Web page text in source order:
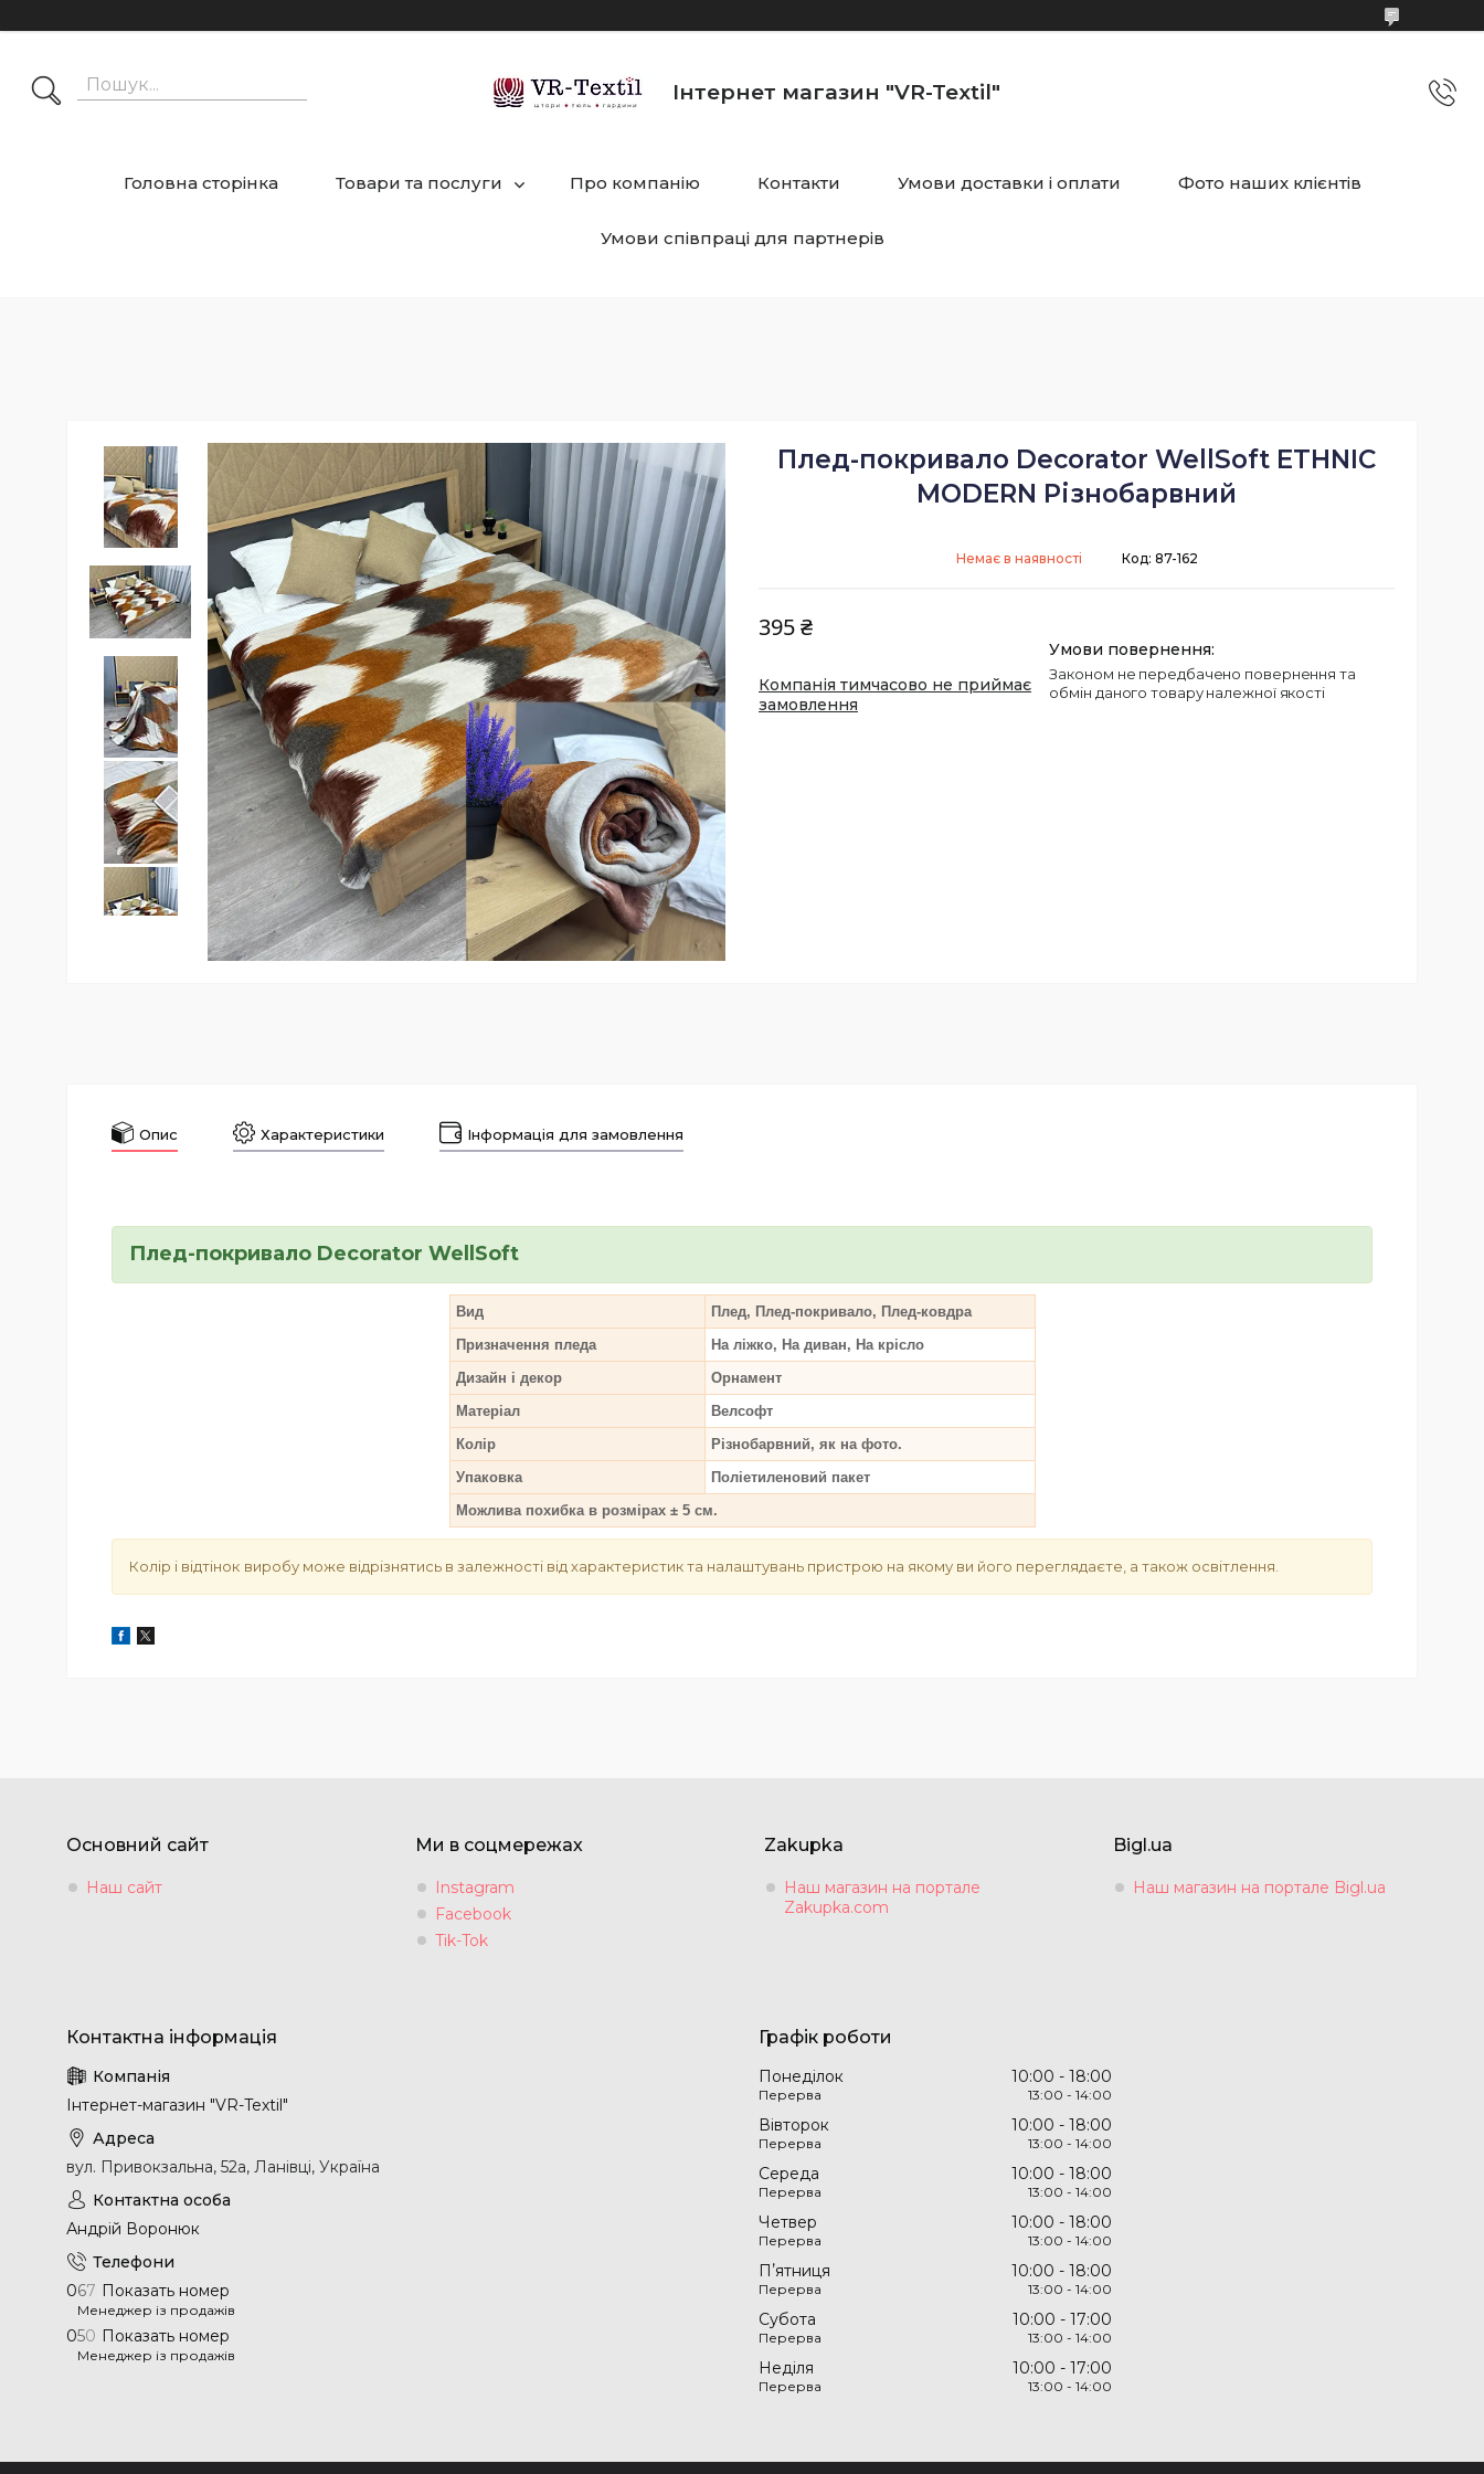
Інтернет магазин "VR-Textil"
Головна сторінка Товари та послуги Про компанію Контакти Умови доставки і оплати Фото наших клієнтів
Умови співпраці для партнерів
Плед-покривало Decorator WellSoft ETHNIC
MODERN Різнобарвний
Немає в наявності Код: 87-162
395 ₴
Компанія тимчасово не приймає
замовлення
Законом не передбачено повернення та
обмін даного товару належної якості
Опис Характеристики Інформація для замовлення
Плед-покривало Decorator WellSoft
Вид
Плед, Плед-покривало, Плед-ковдра
Призначення пледа
На ліжко, На диван, На крісло
Дизайн і декор
Орнамент
Матеріал
Велсофт
Колір
Різнобарвний, як на фото.
Упаковка
Поліетиленовий пакет
Можлива похибка в розмірах ± 5 см.
Колір і відтінок виробу може відрізнятись в залежності від характеристик та налаштувань пристрою на якому ви його переглядаєте, а також освітлення.
Основний сайт
Наш сайт
Ми в соцмережах
Instagram
Facebook
Tik-Tok
Zakupka
Наш магазин на портале
Zakupka.com
Bigl.ua
Наш магазин на портале Bigl.ua
Інтернет-магазин "VR-Textil"
вул. Привокзальна, 52а, Ланівці, Україна
Андрій Воронюк
067 Показать номер
Менеджер із продажів
050 Показать номер
Менеджер із продажів
Графік роботи
Понеділок 10:00 18:00
13:00 14:00
Вівторок 10:00 18:00
13:00 14:00
Середа 10:00 18:00
13:00 14:00
Четвер 10:00 18:00
13:00 14:00
Пʼятниця 10:00 18:00
13:00 14:00
Субота 10:00 17:00
13:00 14:00
Неділя 10:00 17:00
13:00 14:00